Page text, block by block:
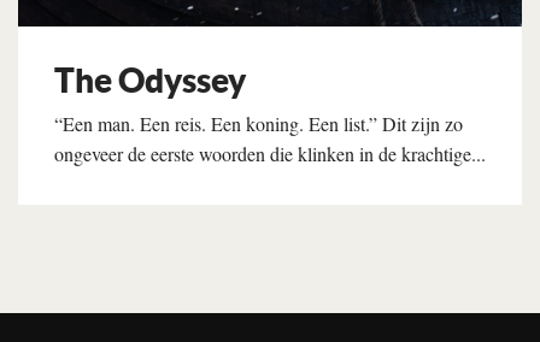
The Odyssey
“Een man. Een reis. Een koning. Een list.” Dit zijn zo
ongeveer de eerste woorden die klinken in de krachtige...